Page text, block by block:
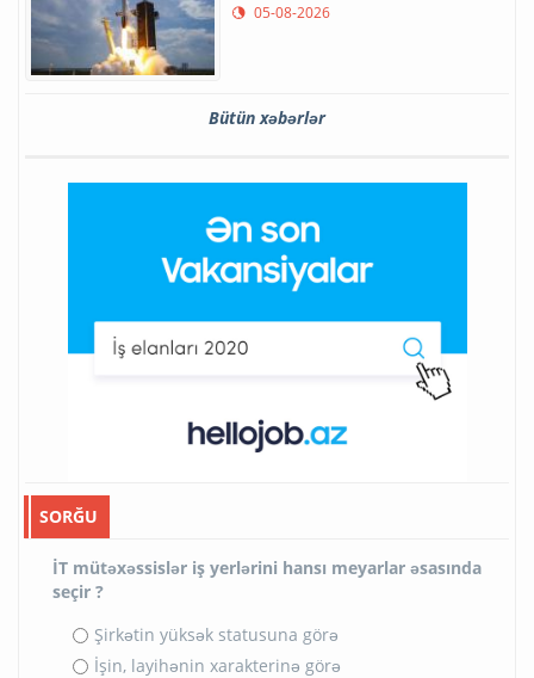
05-08-2026
Bütün xəbərlər
SORĞU
İT mütəxəssislər iş yerlərini hansı meyarlar əsasında
seçir ?
Şirkətin yüksək statusuna görə
İşin, layihənin xarakterinə görə